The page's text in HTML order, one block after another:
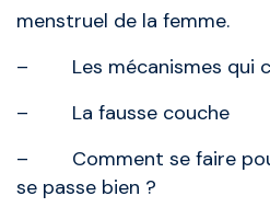
menstruel de la femme.
– Les mécanismes qui
– La fausse couche
– Comment se faire pour
se passe bien ?